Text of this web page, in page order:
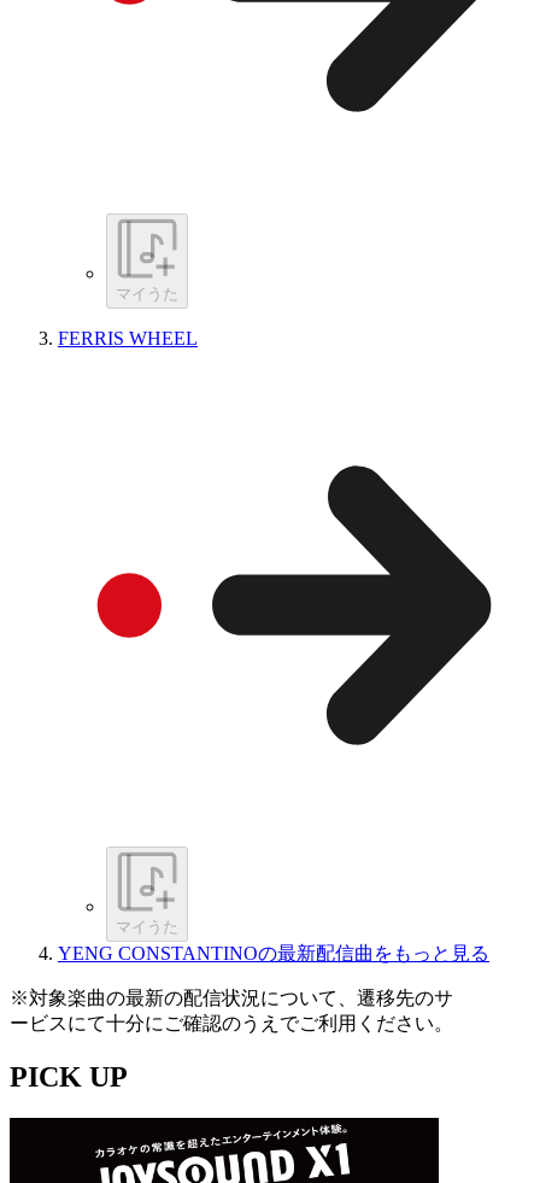
マイうた
FERRIS WHEEL
マイうた
YENG CONSTANTINOの最新配信曲をもっと見る
※対象楽曲の最新の配信状況について、遷移先のサ
ービスにて十分にご確認のうえでご利用ください。
PICK UP